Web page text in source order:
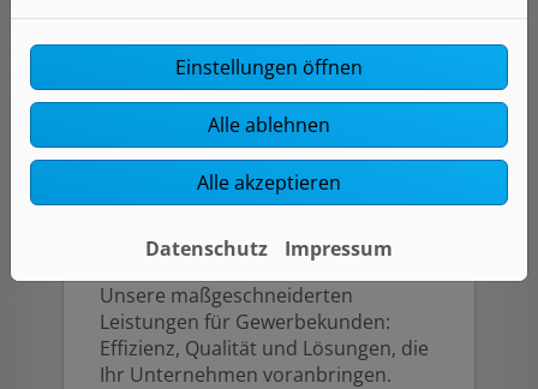
Leistungen
Gewerbekunden
Unsere maßgeschneiderten
Leistungen für Gewerbekunden:
Effizienz, Qualität und Lösungen, die
Ihr Unternehmen voranbringen.
Einstellungen öffnen
Alle ablehnen
Alle akzeptieren
Datenschutz Impressum